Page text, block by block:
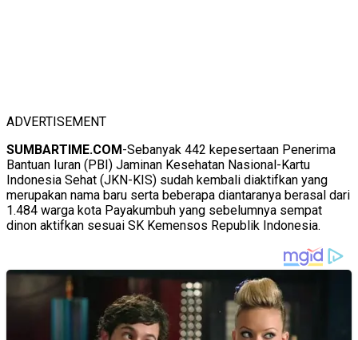
ADVERTISEMENT
SUMBARTIME.COM-Sebanyak 442 kepesertaan Penerima
Bantuan Iuran (PBI) Jaminan Kesehatan Nasional-Kartu
Indonesia Sehat (JKN-KIS) sudah kembali diaktifkan yang
merupakan nama baru serta beberapa diantaranya berasal dari
1.484 warga kota Payakumbuh yang sebelumnya sempat
dinon aktifkan sesuai SK Kemensos Republik Indonesia.